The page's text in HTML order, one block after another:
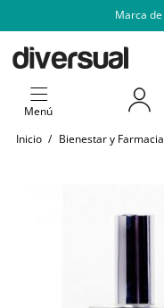
Marca de
Menú
Inicio / Bienestar y Farmacia